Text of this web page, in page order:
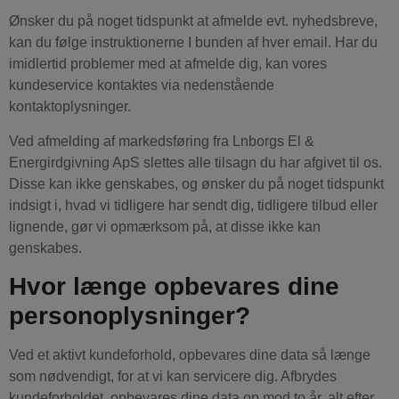
Ønsker du på noget tidspunkt at afmelde evt. nyhedsbreve,
kan du følge instruktionerne I bunden af hver email. Har du
imidlertid problemer med at afmelde dig, kan vores
kundeservice kontaktes via nedenstående
kontaktoplysninger.
Ved afmelding af markedsføring fra Lnborgs El &
Energirdgivning ApS slettes alle tilsagn du har afgivet til os.
Disse kan ikke genskabes, og ønsker du på noget tidspunkt
indsigt i, hvad vi tidligere har sendt dig, tidligere tilbud eller
lignende, gør vi opmærksom på, at disse ikke kan
genskabes.
Hvor længe opbevares dine
personoplysninger?
Ved et aktivt kundeforhold, opbevares dine data så længe
som nødvendigt, for at vi kan servicere dig. Afbrydes